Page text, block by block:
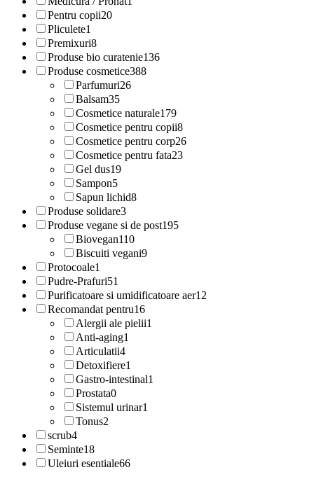
Pentru copii20
Pliculete1
Premixuri8
Produse bio curatenie136
Produse cosmetice388
Parfumuri26
Balsam35
Cosmetice naturale179
Cosmetice pentru copii8
Cosmetice pentru corp26
Cosmetice pentru fata23
Gel dus19
Sampon5
Sapun lichid8
Produse solidare3
Produse vegane si de post195
Biovegan110
Biscuiti vegani9
Protocoale1
Pudre-Prafuri51
Purificatoare si umidificatoare aer12
Recomandat pentru16
Alergii ale pielii1
Anti-aging1
Articulatii4
Detoxifiere1
Gastro-intestinal1
Prostata0
Sistemul urinar1
Tonus2
scrub4
Seminte18
Uleiuri esentiale66